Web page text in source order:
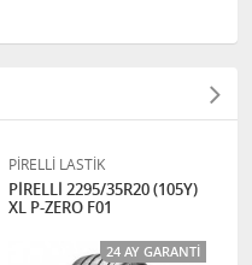
PİRELLİ LASTİK
PİRELLİ 2295/35R20 (105Y)
XL P-ZERO F01
24 AY GARANTI